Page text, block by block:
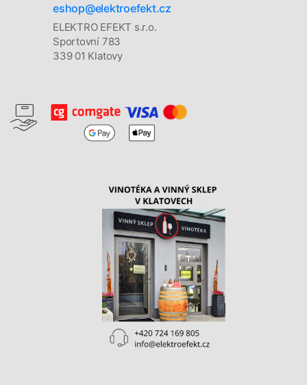
eshop@elektroefekt.cz
ELEKTRO EFEKT s.r.o.
Sportovní 783
339 01 Klatovy